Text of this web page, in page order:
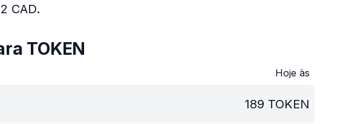
CAD.
TOKEN
Hoje às
189 TOKEN